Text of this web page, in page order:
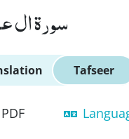
سورة ال
Tafseer
PDF